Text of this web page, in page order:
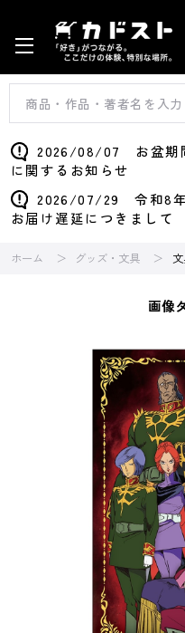
2026/08/07 お盆期
に関するお知らせ
2026/07/29 令和8年
お届け遅延につきまして
ホーム グッズ・文具
画像